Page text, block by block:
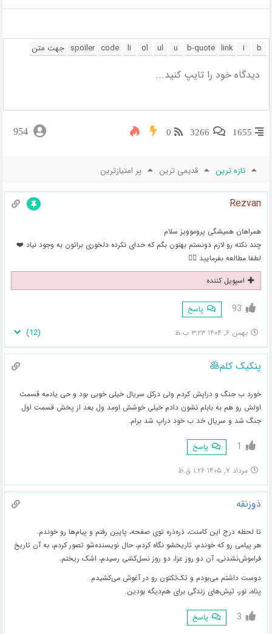
1655
3266
0
954
تازه ترین قدیمی ترین پر امتیازترین
Rezvan
همراهان همیشگی پروموویز سلام
چند نکته رو لازم دونستم بهتون بگم که خدای نکرده دلخوری براتون به وجود نیاد ❤️
لطفا مطالعه بفرمایید 👇🏻
اسپویل کننده
93 پاسخ
بهمن ۶, ۱۴۰۴ ۳:۲۳ ب.ظ (
12
)
پنکیک کلم🥞
خورد ب جنگ و دراپش کردم ولی درکل سریال خیلی خوبی بود و حی یادمه قسمت
اولش رو هم به بابام نشون دادم خیلی خوشش اومد ول بعد از پخش قسمت اول
جنگ شد و سریال خد ب خود دراپ شد برام.
1 پاسخ
مرداد ۷, ۱۴۰۵ ۱:۲۶ ق.ظ
ذوزنقه
تا لحظه درج این کامنت، ذره‌ذره توی صفحه، پایین رفتم و پیام‌ها رو خوندم.
هر پیامی رو که خوندم، تاریخشو نگاه کردم، حال نویسنده‌شو تصور کردم، به آن تاریخ
فراموش‌نشدنی، آن دو روز عزا، دو روز نسل‌کشی رسیدم، اشک ریختم.
دوست داشتم می‌بودم و تک‌تکتون رو در آغوش می‌کشیدم‌.
پناه، نور، تپش‌های زندگی برای هم‌دیگه بودین.
3 پاسخ